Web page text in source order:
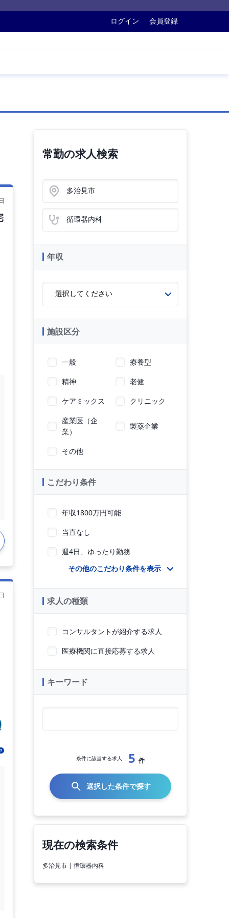
ログイン 会員登録
常勤の求人検索
多治見市
循環器内科
年収
施設区分
一般
療養型
精神
老健
ケアミックス
クリニック
産業医（企
業）
製薬企業
その他
こだわり条件
年収1800万円可能
当直なし
週4日、ゆったり勤務
その他のこだわり条件を表示
求人の種類
コンサルタントが紹介する求人
医療機関に直接応募する求人
キーワード
条件に該当する求人 5 件
選択した条件で探す
現在の検索条件
多治見市 | 循環器内科